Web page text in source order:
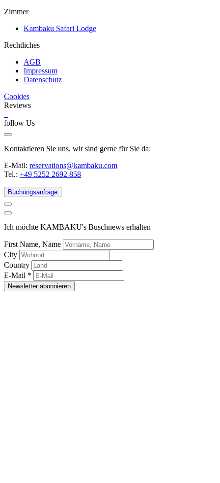
Zimmer
Kambaku Safari Lodge
Rechtliches
AGB
Impressum
Datenschutz
Cookies
Reviews
follow Us
Kontaktieren Sie uns, wir sind gerne für Sie da:
E-Mail: reservations@kambaku.com
Tel.: +49 5252 2692 858
Buchungsanfrage
Ich möchte KAMBAKU's Buschnews erhalten
First Name, Name
City
Country
E-Mail *
Newsletter abonnieren